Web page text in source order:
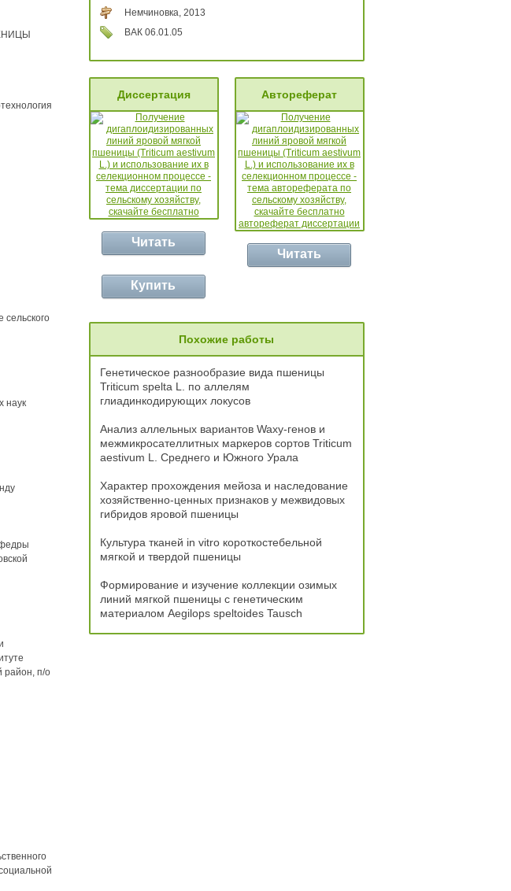
наук
район, п/о
Немчиновка, 2013
ВАК 06.01.05
Диссертация
Читать
Автореферат
Читать
Купить
Похожие работы
Генетическое разнообразие вида пшеницы
Triticum spelta L. по аллелям
глиадинкодирующих локусов
Анализ аллельных вариантов Waxy-генов и
межмикросателлитных маркеров сортов Triticum
aestivum L. Среднего и Южного Урала
Характер прохождения мейоза и наследование
хозяйственно-ценных признаков у межвидовых
гибридов яровой пшеницы
Культура тканей in vitro короткостебельной
мягкой и твердой пшеницы
Формирование и изучение коллекции озимых
линий мягкой пшеницы с генетическим
материалом Aegilops speltoides Tausch